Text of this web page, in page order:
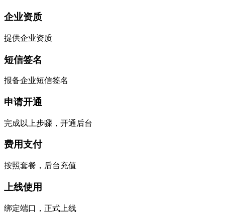
企业资质
提供企业资质
短信签名
报备企业短信签名
申请开通
完成以上步骤，开通后台
费用支付
按照套餐，后台充值
上线使用
绑定端口，正式上线